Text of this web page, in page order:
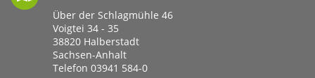
Über der Schlagmühle 46
Voigtei 34 - 35
38820 Halberstadt
Sachsen-Anhalt
Telefon 03941 584-0